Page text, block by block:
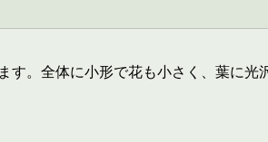
。全体に小形で花も小さく、葉に光